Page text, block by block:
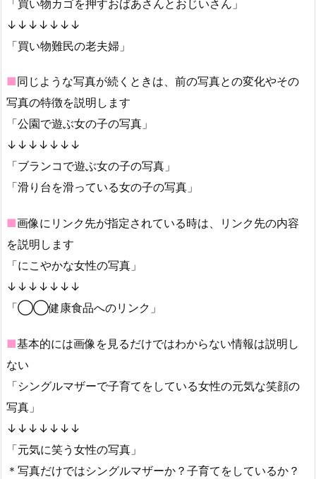
「買い物カゴを押すおばあさんとおじいさん」
↓↓↓↓↓↓↓
「買い物難民の老夫婦」
■同じような写真が続くときは、前の写真との変化やその
写真の特徴を説明します
「公園で遊ぶ女の子の写真」
↓↓↓↓↓↓↓
「ブランコで遊ぶ女の子の写真」
「滑り台を滑っている女の子の写真」
■画像にリンク先が指定されている時は、リンク先の内容
を説明します
「にこやかな女性の写真」
↓↓↓↓↓↓↓
「◯◯健康食品へのリンク」
■基本的には画像を見るだけではわからない情報は説明し
ない
「シングルマザーで子育てをしている女性の元気な笑顔の
写真」
↓↓↓↓↓↓↓
「元気に笑う女性の写真」
＊写真だけではシングルマザーか？子育てをしているか？